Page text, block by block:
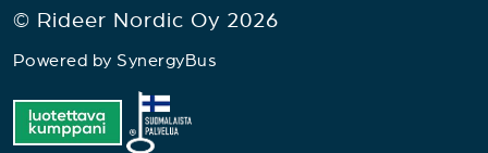
© Rideer Nordic Oy 2026
Powered by SynergyBus